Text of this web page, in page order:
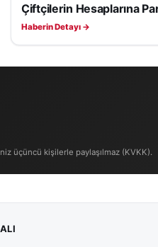
EKONOMI
Çiftçilerin Hesaplarına
Haberin Detayı →
üçüncü kişilerle paylaşılmaz (KVKK).